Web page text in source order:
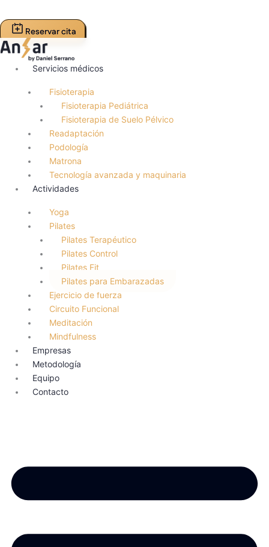
Reservar cita
Servicios médicos
Fisioterapia
Fisioterapia Pediátrica
Fisioterapia de Suelo Pélvico
Readaptación
Podología
Matrona
Tecnología avanzada y maquinaria
Actividades
Yoga
Pilates
Pilates Terapéutico
Pilates Control
Pilates Fit
Pilates para Embarazadas
Ejercicio de fuerza
Circuito Funcional
Meditación
Mindfulness
Empresas
Metodología
Equipo
Contacto